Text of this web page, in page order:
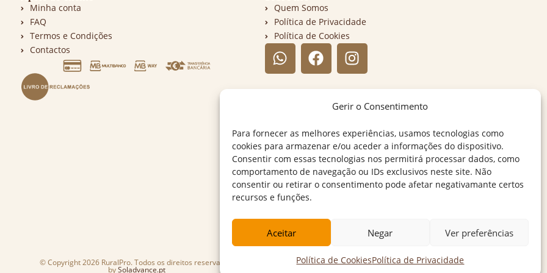
Gerir o Consentimento
Para fornecer as melhores experiências, usamos tecnologias como
cookies para armazenar e/ou aceder a informações do dispositivo.
Consentir com essas tecnologias nos permitirá processar dados, como
comportamento de navegação ou IDs exclusivos neste site. Não
consentir ou retirar o consentimento pode afetar negativamante certos
recursos e funções.
Aceitar Negar Ver preferências
Política de CookiesPolítica de Privacidade
Minha conta
FAQ
Termos e Condições
Contactos
Quem Somos
Política de Privacidade
Política de Cookies
© Copyright 2026 RuralPro. Todos os direitos reservados.
bySoladvance.pt